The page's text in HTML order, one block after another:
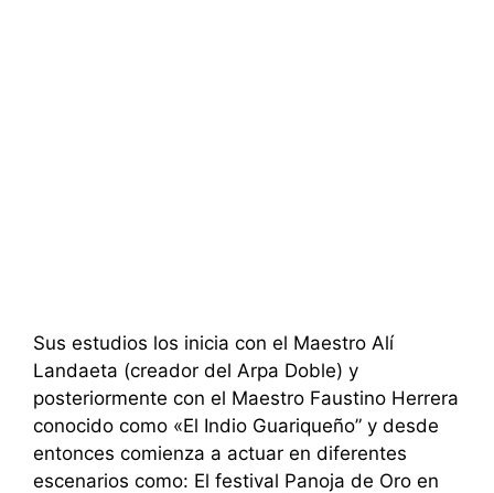
Sus estudios los inicia con el Maestro Alí
Landaeta (creador del Arpa Doble) y
posteriormente con el Maestro Faustino Herrera
conocido como «El Indio Guariqueño” y desde
entonces comienza a actuar en diferentes
escenarios como: El festival Panoja de Oro en